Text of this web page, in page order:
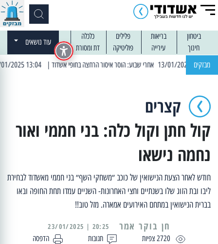
ביטחון בריאות פלילים
כלכלה
חינוך
עירייה פוליטיקה דת ומסורת
עוד נושאים
מבזקים | 13:04 14/01/2025 עובדים בלילות: עבודות קרצוף וריבוד אספלט
קצרים
קול חתן וקול כלה: בני חממי ואור
נחמה נישאו
חודש לאחר הצעת הנישואין של כוכב ״משחקי השף״ בני חממי מאשדוד לבחירת
ליבו ובת הזוג שלו בשנתיים וחצי האחרונות- השניים עמדו תחת החופה ובאו
בברית הנישואין במתחם האירועים אמארה. מזל טוב!!
2720 צפיות תגובות הדפסה
20:25 | 23/01/2025